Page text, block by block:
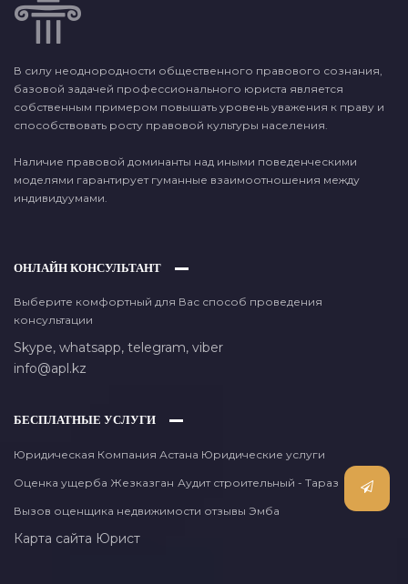
В силу неоднородности общественного правового сознания,
базовой задачей профессионального юриста является
собственным примером повышать уровень уважения к праву и
способствовать росту правовой культуры населения.
Наличие правовой доминанты над иными поведенческими
моделями гарантирует гуманные взаимоотношения между
индивидуумами.
ОНЛАЙН КОНСУЛЬТАНТ
Выберите комфортный для Вас способ проведения
консультации
Skype, whatsapp, telegram, viber
info@apl.kz
БЕСПЛАТНЫЕ УСЛУГИ
Юридическая Компания Астана Юридические услуги
Оценка ущерба Жезказган Аудит строительный - Тараз
Вызов оценщика недвижимости отзывы Эмба
Карта сайта Юрист